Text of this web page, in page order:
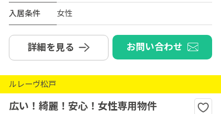
入居条件
女性
詳細を見る お問い合わせ
ルレーヴ松戸
広い！綺麗！安心！女性専用物件